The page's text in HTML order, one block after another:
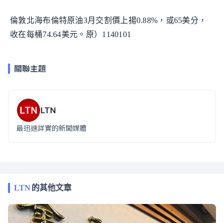
倫敦北海布倫特原油3月交割價上揚0.88%，或65美分，
收在每桶74.64美元。原）1140101
關聯主題
LTN
最迅速詳實的新聞媒體
LTN的其他文章